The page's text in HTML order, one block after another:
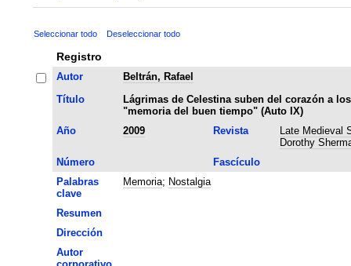
Seleccionar todo Deseleccionar todo
Registro
Autor
Beltrán, Rafael
Título
Lágrimas de Celestina suben del corazón a
"memoria del buen tiempo" (Auto IX)
Año
2009 Revista
Late Medieval
Dorothy
Número
Fascículo
Palabras
clave
Memoria; Nostalgia
Resumen
Dirección
Autor